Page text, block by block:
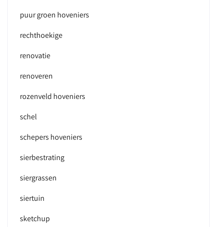
puur groen hoveniers
rechthoekige
renovatie
renoveren
rozenveld hoveniers
schel
schepers hoveniers
sierbestrating
siergrassen
siertuin
sketchup